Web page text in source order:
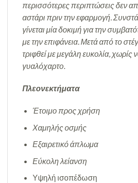
περισσότερες περιπτώσεις δεν
αστάρι πριν την εφαρμογή.
γίνεται μία δοκιμή για την
με την επιφάνεια. Μετά από το
τριφθεί με μεγάλη ευκολία, χωρίς
γυαλόχαρτο.
Πλεονεκτήματα
Έτοιμο προς χρήση
Χαμηλής οσμής
Εξαιρετικό άπλωμα
Εύκολη λείανση
Υψηλή ισοπέδωση